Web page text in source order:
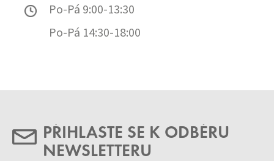
Po-Pá 9:00-13:30
Po-Pá 14:30-18:00
PŘIHLASTE SE K ODBĚRU
NEWSLETTERU